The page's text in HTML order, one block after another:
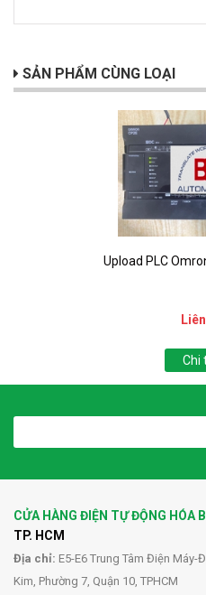
SẢN PHẨM CÙNG LOẠI
Upload PLC
Chi
CỬA HÀNG ĐIỆN TỰ ĐỘNG HÓA
TP. HCM
Địa chỉ: E5-E6 Trung Tâm Điện Máy-
Kim, Phường 7, Quận 10, TPHCM